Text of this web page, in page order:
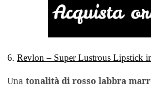
6. Revlon – Super Lustrous Lipstick
Una tonalità di rosso labbra